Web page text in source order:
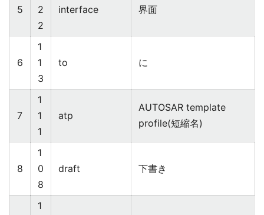
5
2
2
interface 界面
6
1
1
3
to に
7
1
1
1
atp
AUTOSAR template
profile(短縮名)
8
1
0
8
draft 下書き
1